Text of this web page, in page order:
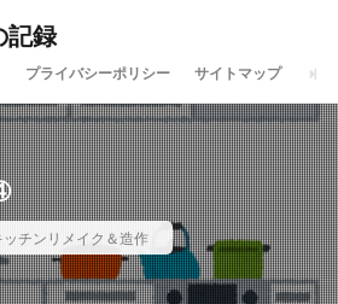
記録
プライバシーポリシー サイトマップ
ッチンリメイク＆造作